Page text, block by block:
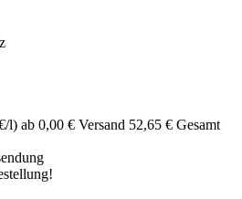
l) ab 0,00 € Versand 52,65 € Gesamt